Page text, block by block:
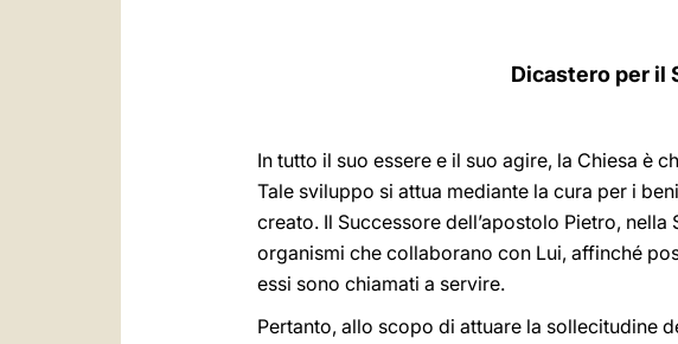
Dicastero per il
In tutto il suo essere e il suo agire, la Chiesa è
Tale sviluppo si attua mediante la cura per i
creato. Il Successore dell’apostolo Pietro,
organismi che collaborano con Lui, affinché
essi sono chiamati a servire.
Pertanto, allo scopo di attuare la sollecitudine